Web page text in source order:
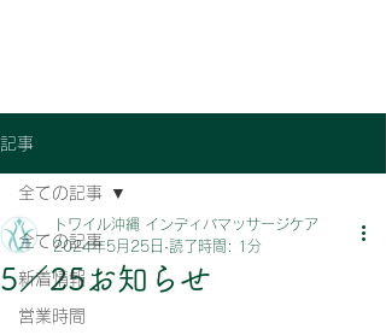
記事
全ての記事
新着情報
営業時間
全ての記事
5／25お知らせ
トワイル沖縄 インディバマッサージケア
2024年5月25日 読了時間: 1分